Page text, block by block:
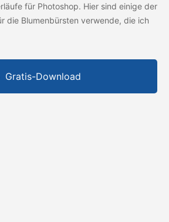
für Photoshop. Hier sind einige der
die Blumenbürsten verwende, die ich
Gratis-Download